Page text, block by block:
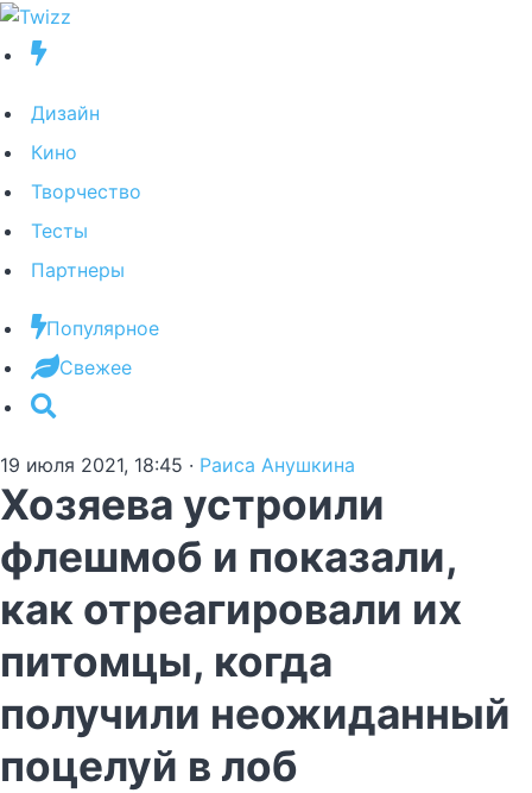
Дизайн
Кино
Творчество
Тесты
Партнеры
Популярное
Свежее
19 июля 2021, 18:45 · Раиса Анушкина
Хозяева устроили
флешмоб и показали,
как отреагировали их
питомцы, когда
получили неожиданный
поцелуй в лоб